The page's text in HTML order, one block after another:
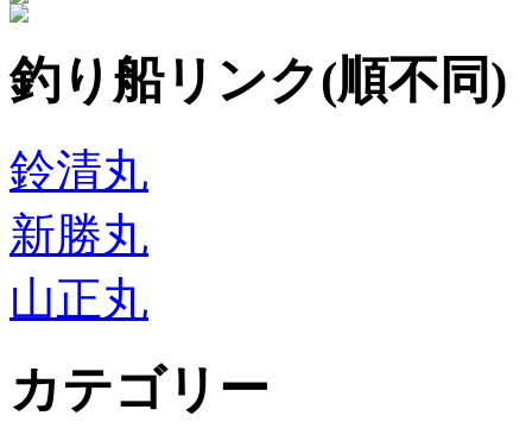
釣り船リンク(順不同)
鈴清丸
新勝丸
山正丸
カテゴリー